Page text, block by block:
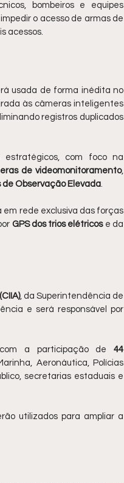
bombeiros e equipes
o acesso de armas de
acessos.
usada de forma inédita no
às câmeras inteligentes
registros duplicados
com foco na
de videomonitoramento,
Observação Elevada.
em rede exclusiva das forças
GPS dos trios elétricos e da
, da Superintendência de
e será responsável por
a participação de 44
Aeronáutica, Polícias
secretarias estaduais e
utilizados para ampliar a